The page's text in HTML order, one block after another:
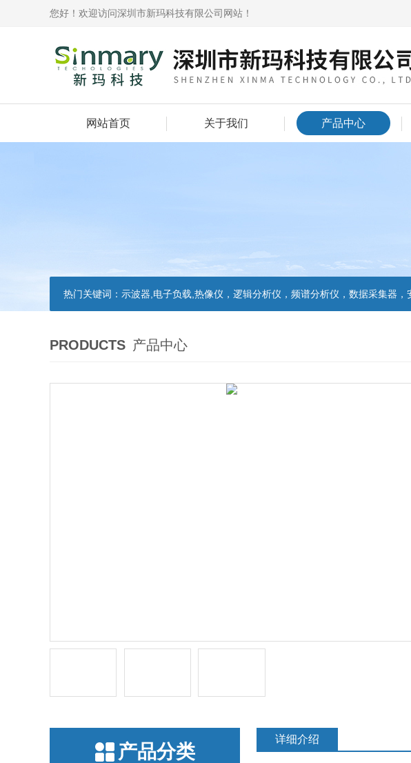
您好！欢迎访问深圳市新玛科技有限公司网站！
网站首页 关于我们 产品中心
热门关键词： 示波器,电子负载,热像仪，逻辑分析仪，频谱分析仪，数据采集器，安规综合测试
PRODUCTS 产品中心
产品分类
详细介绍